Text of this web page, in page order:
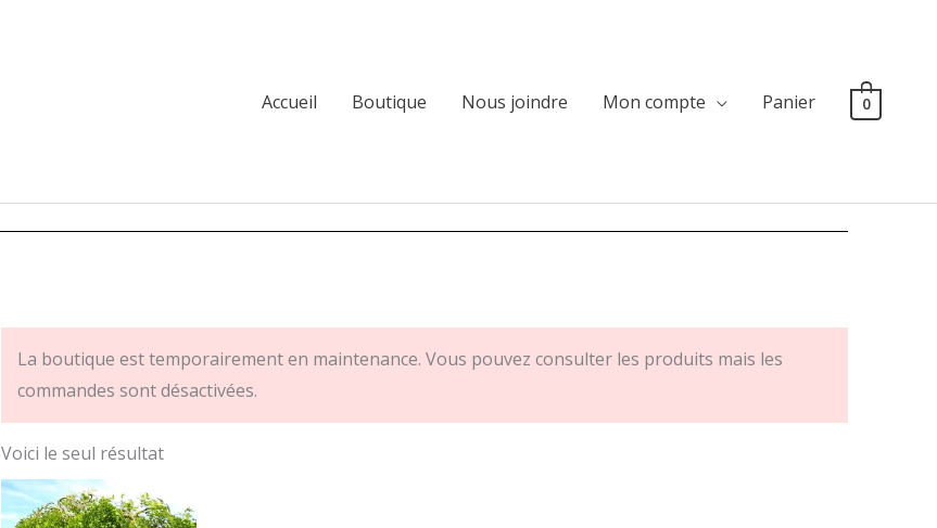
Accueil
Boutique Nous joindre Mon compte Panier 0
La boutique est temporairement en maintenance. Vous pouvez consulter les produits mais les
commandes sont désactivées.
Voici le seul résultat